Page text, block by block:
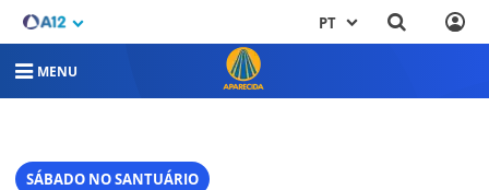
PT
MENU
SÁBADO NO SANTUÁRIO